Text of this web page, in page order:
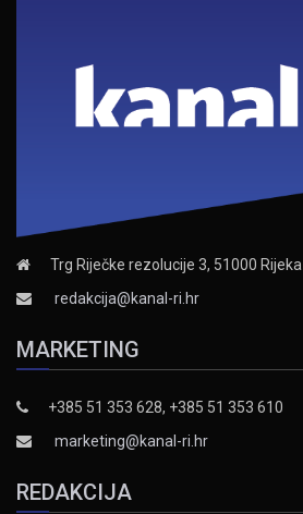
Trg Riječke rezolucije 3, 51000 Rijeka
redakcija@kanal-ri.hr
MARKETING
+385 51 353 628, +385 51 353 610
marketing@kanal-ri.hr
REDAKCIJA